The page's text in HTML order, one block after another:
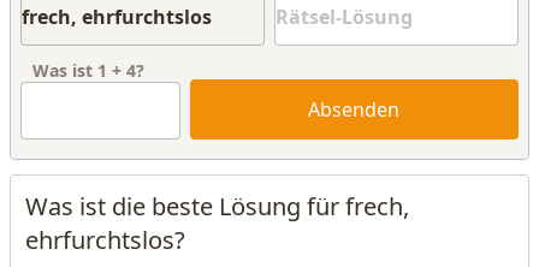
Was ist 1 + 4?
Absenden
Was ist die beste Lösung für frech,
ehrfurchtslos?